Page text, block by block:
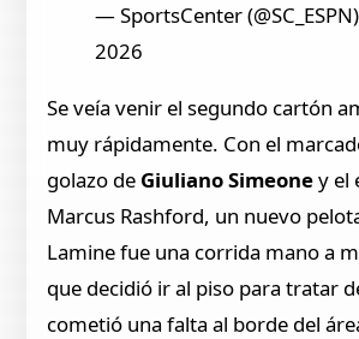
— SportsCenter
2026
Se veía venir el segundo cartón
muy rápidamente. Con el
golazo de Giuliano Simeoney el
Marcus Rashford, un nuevo
Lamine fue una corrida mano a
que decidió ir al piso para tratar
cometió una falta al borde del